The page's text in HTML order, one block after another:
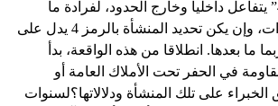
عن منشأة “عماد-4” يتفاعل داخلياً وخارج الحدود، لفرادة ما
كشف عنه من قدرات، وإن يكن تحديد المنشأة بالرمز 4 يدل على
ما بعدها. انطلاقا من هذه الواقعة، بدأ
في الحفر تحت الأملاك العامة أو
على تلك المنشأة ودلالاتها؟لسنوات